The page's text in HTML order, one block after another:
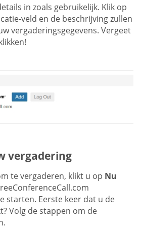
in zoals gebruikelijk. Klik op
veld en de beschrijving zullen
vergaderingsgegevens. Vergeet
vergadering
te vergaderen, klikt u op Nu
starten. Eerste keer dat u de
Volg de stappen om de